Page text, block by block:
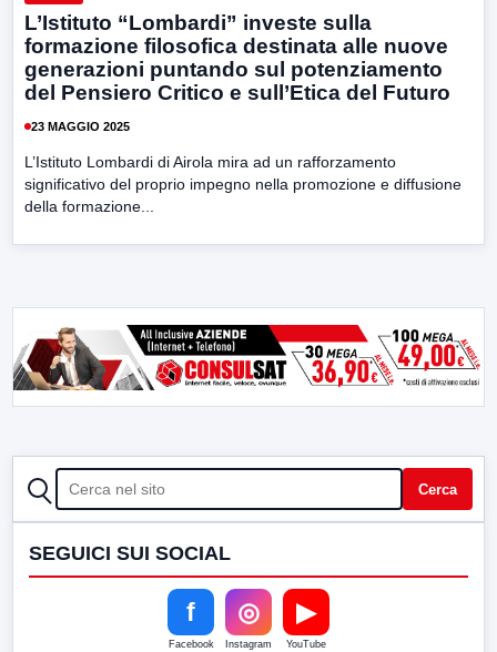
L’Istituto “Lombardi” investe sulla
formazione filosofica destinata alle nuove
generazioni puntando sul potenziamento
del Pensiero Critico e sull’Etica del Futuro
23 MAGGIO 2025
L’Istituto Lombardi di Airola mira ad un rafforzamento
significativo del proprio impegno nella promozione e diffusione
della formazione...
CERCA Cerca
SEGUICI SUI SOCIAL
f
Facebook
◎
Instagram
▶
YouTube